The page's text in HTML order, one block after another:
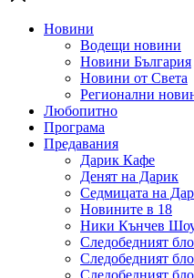
Новини
Водещи новини
Новини България
Новини от Света
Регионални
Любопитно
Програма
Предавания
Дарик Кафе
Денят на Дарик
Седмицата на
Новините в 18
Ники Кънчев
Следобедният
Следобедният
Следобедният